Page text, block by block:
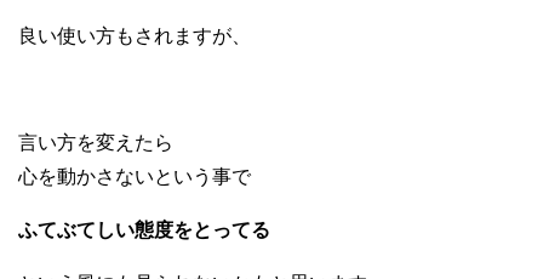
良い使い方もされますが、
言い方を変えたら
心を動かさないという事で
ふてぶてしい態度をとってる